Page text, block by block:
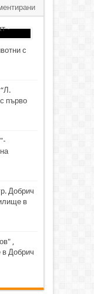
с
първо
Добрич
в
,
Добрич